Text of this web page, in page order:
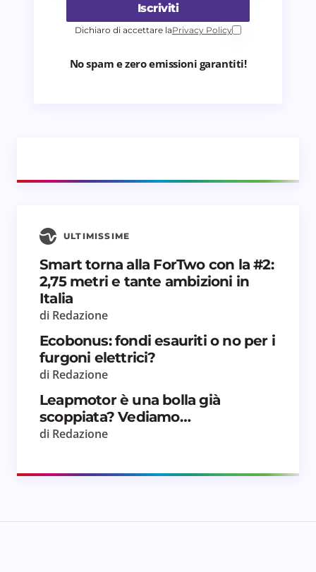
Iscriviti
Dichiaro di accettare laPrivacy Policy
No spam e zero emissioni garantiti!
ULTIMISSIME
Smart torna alla ForTwo con la #2:
2,75 metri e tante ambizioni in
Italia
di Redazione
Ecobonus: fondi esauriti o no per i
furgoni elettrici?
di Redazione
Leapmotor è una bolla già
scoppiata? Vediamo…
di Redazione